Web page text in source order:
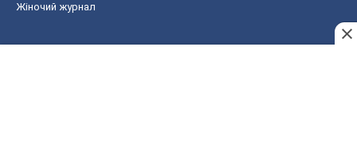
Жіночий журнал